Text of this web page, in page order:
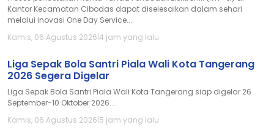
Kantor Kecamatan Cibodas dapat diselesaikan dalam sehari
melalui inovasi One Day Service....
Kamis, 06 Agustus 2026|4 jam yang lalu
Liga Sepak Bola Santri Piala Wali Kota Tangerang
2026 Segera Digelar
Liga Sepak Bola Santri Piala Wali Kota Tangerang siap digelar 26
September-10 Oktober 2026....
Kamis, 06 Agustus 2026|5 jam yang lalu